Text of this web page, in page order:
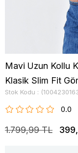
Mavi Uzun Kollu
Klasik Slim Fit
Stok Kodu
0.0
1.799,99 TL